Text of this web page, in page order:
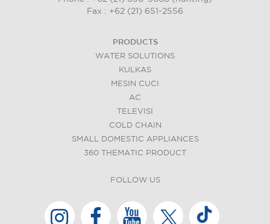
Fax : +62 (21) 651-2556
PRODUCTS
WATER SOLUTIONS
KULKAS
MESIN CUCI
AC
TELEVISI
COLD CHAIN
SMALL DOMESTIC APPLIANCES
360 THEMATIC PRODUCT
FOLLOW US